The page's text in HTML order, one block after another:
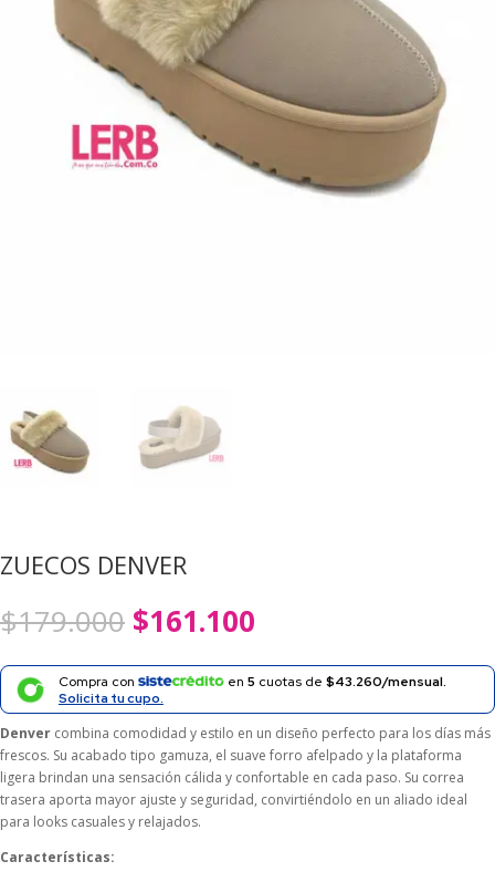
ZUECOS DENVER
$179.000 El
precio
original
era:
$179.000.
$161.100
actual
es:
$161.100.
Compra con en 5 cuotas de $43.260/mensual.
Solicita tu cupo.
Denver combina comodidad y estilo en un diseño perfecto para los días más
frescos. Su acabado tipo gamuza, el suave forro afelpado y la plataforma
ligera brindan una sensación cálida y confortable en cada paso. Su correa
trasera aporta mayor ajuste y seguridad, convirtiéndolo en un aliado ideal
para looks casuales y relajados.
Características: